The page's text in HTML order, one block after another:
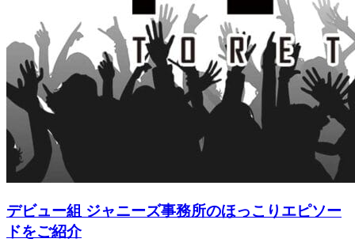
デビュー組 ジャニーズ事務所のほっこりエピソー
ドをご紹介